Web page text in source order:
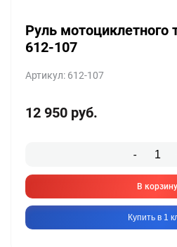
Руль мотоциклетного
612-107
Артикул: 612-107
12 950 руб.
-
В корзину
Купить в 1